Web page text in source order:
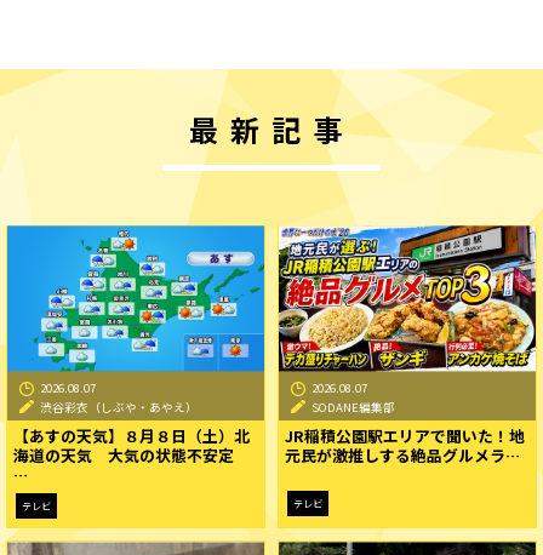
最新記事
2026.08.07
渋谷彩衣（しぶや・あやえ）
【あすの天気】８月８日（土）北
海道の天気 大気の状態不安定
…
テレビ
2026.08.07
SODANE編集部
JR稲積公園駅エリアで聞いた！地
元民が激推しする絶品グルメラ…
テレビ